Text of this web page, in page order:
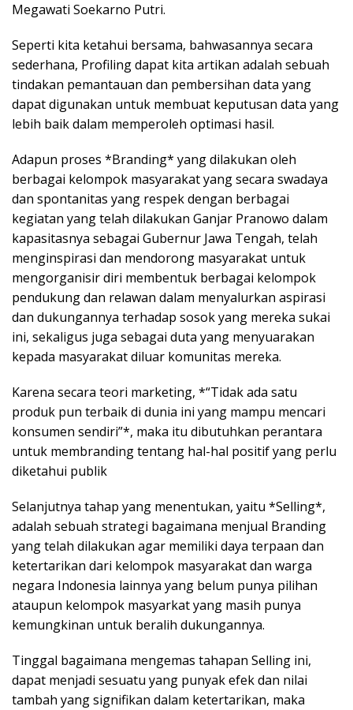
Megawati Soekarno Putri.
Seperti kita ketahui bersama, bahwasannya secara
sederhana, Profiling dapat kita artikan adalah sebuah
tindakan pemantauan dan pembersihan data yang
dapat digunakan untuk membuat keputusan data yang
lebih baik dalam memperoleh optimasi hasil.
Adapun proses *Branding* yang dilakukan oleh
berbagai kelompok masyarakat yang secara swadaya
dan spontanitas yang respek dengan berbagai
kegiatan yang telah dilakukan Ganjar Pranowo dalam
kapasitasnya sebagai Gubernur Jawa Tengah, telah
menginspirasi dan mendorong masyarakat untuk
mengorganisir diri membentuk berbagai kelompok
pendukung dan relawan dalam menyalurkan aspirasi
dan dukungannya terhadap sosok yang mereka sukai
ini, sekaligus juga sebagai duta yang menyuarakan
kepada masyarakat diluar komunitas mereka.
Karena secara teori marketing, *“Tidak ada satu
produk pun terbaik di dunia ini yang mampu mencari
konsumen sendiri”*, maka itu dibutuhkan perantara
untuk membranding tentang hal-hal positif yang perlu
diketahui publik
Selanjutnya tahap yang menentukan, yaitu *Selling*,
adalah sebuah strategi bagaimana menjual Branding
yang telah dilakukan agar memiliki daya terpaan dan
ketertarikan dari kelompok masyarakat dan warga
negara Indonesia lainnya yang belum punya pilihan
ataupun kelompok masyarkat yang masih punya
kemungkinan untuk beralih dukungannya.
Tinggal bagaimana mengemas tahapan Selling ini,
dapat menjadi sesuatu yang punyak efek dan nilai
tambah yang signifikan dalam ketertarikan, maka